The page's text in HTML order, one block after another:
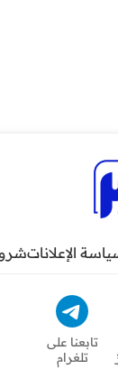
الإعلانات
تابعنا على
تلغرام